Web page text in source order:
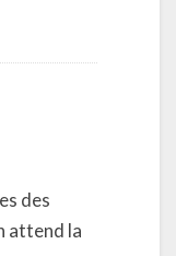
des
attend la